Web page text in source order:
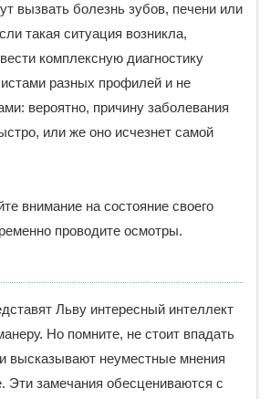
вызвать болезнь зубов, печени или
такая ситуация возникла,
комплексную диагностику
разных профилей и не
вероятно, причину заболевания
или же оно исчезнет самой
внимание на состояние своего
проводите осмотры.
Льву интересный интеллект
Но помните, не стоит впадать
высказывают неуместные мнения
Эти замечания обесцениваются с